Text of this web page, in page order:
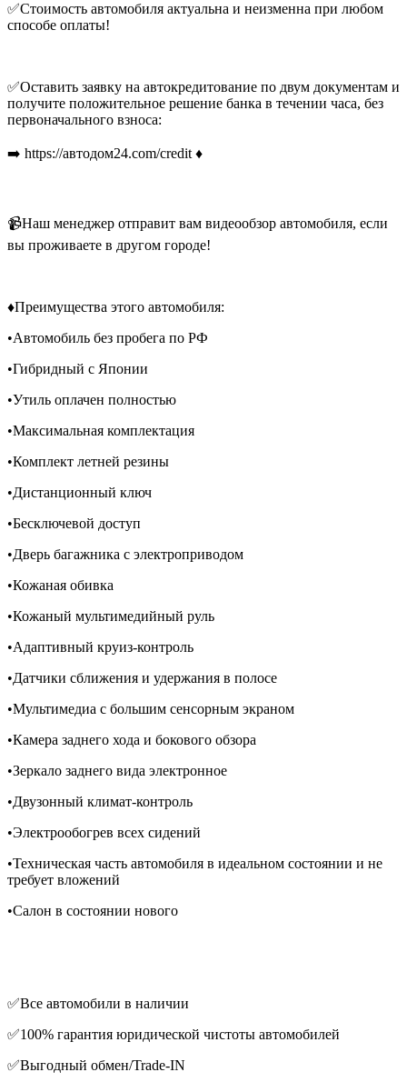
✅Стоимость автомобиля актуальна и неизменна при любом
способе оплаты!
✅Оставить заявку на автокредитование по двум документам и
получите положительное решение банка в течении часа, без
первоначального взноса:
➡️ https://автодом24.com/credit ♦️
📹Наш менеджер отправит вам видеообзор автомобиля, если
вы проживаете в другом городе!
♦️Преимущества этого автомобиля:
•Автомобиль без пробега по РФ
•Гибридный с Японии
•Утиль оплачен полностью
•Максимальная комплектация
•Комплект летней резины
•Дистанционный ключ
•Бесключевой доступ
•Дверь багажника с электроприводом
•Кожаная обивка
•Кожаный мультимедийный руль
•Адаптивный круиз-контроль
•Датчики сближения и удержания в полосе
•Мультимедиа с большим сенсорным экраном
•Камера заднего хода и бокового обзора
•Зеркало заднего вида электронное
•Двузонный климат-контроль
•Электрообогрев всех сидений
•Техническая часть автомобиля в идеальном состоянии и не
требует вложений
•Салон в состоянии нового
✅Все автомобили в наличии
✅100% гарантия юридической чистоты автомобилей
✅Выгодный обмен/Trade-IN